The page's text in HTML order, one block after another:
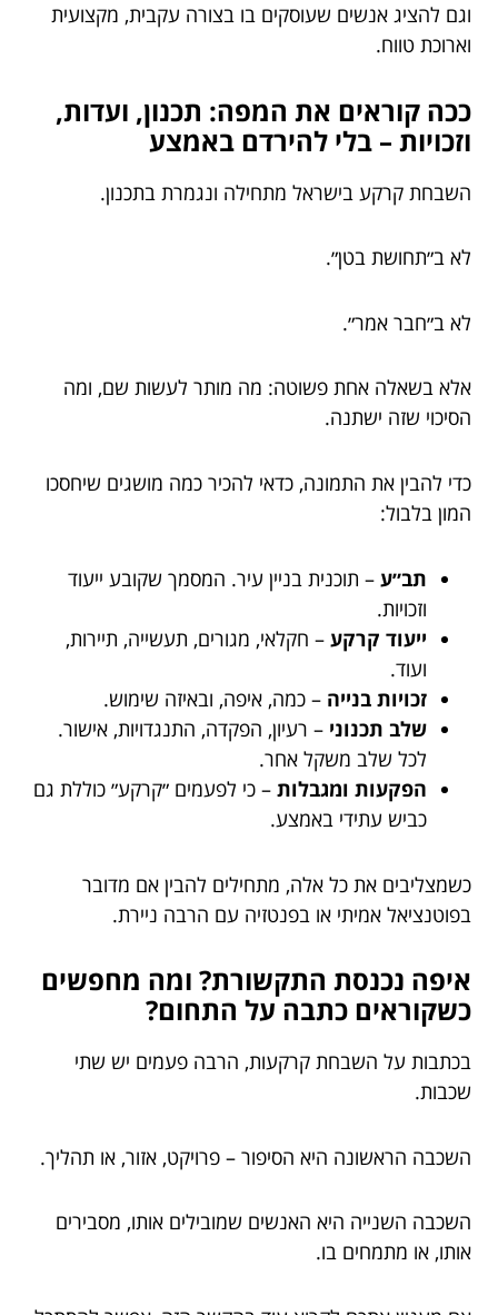
וגם להציג אנשים שעוסקים בו בצורה עקבית, מקצועית
וארוכת טווח.
ככה קוראים את המפה: תכנון, ועדות,
וזכויות – בלי להירדם באמצע
השבחת קרקע בישראל מתחילה ונגמרת בתכנון.
לא ב״תחושת בטן״.
לא ב״חבר אמר״.
אלא בשאלה אחת פשוטה: מה מותר לעשות שם, ומה
הסיכוי שזה ישתנה.
כדי להבין את התמונה, כדאי להכיר כמה מושגים שיחסכו
המון בלבול:
תב״ע – תוכנית בניין עיר. המסמך שקובע ייעוד
וזכויות.
ייעוד קרקע – חקלאי, מגורים, תעשייה, תיירות,
ועוד.
זכויות בנייה – כמה, איפה, ובאיזה שימוש.
שלב תכנוני – רעיון, הפקדה, התנגדויות, אישור.
לכל שלב משקל אחר.
הפקעות ומגבלות – כי לפעמים ״קרקע״ כוללת גם
כביש עתידי באמצע.
כשמצליבים את כל אלה, מתחילים להבין אם מדובר
בפוטנציאל אמיתי או בפנטזיה עם הרבה ניירת.
איפה נכנסת התקשורת? ומה מחפשים
כשקוראים כתבה על התחום?
בכתבות על השבחת קרקעות, הרבה פעמים יש שתי
שכבות.
השכבה הראשונה היא הסיפור – פרויקט, אזור, או תהליך.
השכבה השנייה היא האנשים שמובילים אותו, מסבירים
אותו, או מתמחים בו.